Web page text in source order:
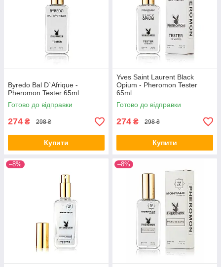
Byredo Bal D`Afrique -
Pheromon Tester 65ml
Готово до відправки
274 ₴ 298 ₴
Купити
Yves Saint Laurent Black
Opium - Pheromon Tester
65ml
Готово до відправки
274 ₴ 298 ₴
Купити
–8% –8%